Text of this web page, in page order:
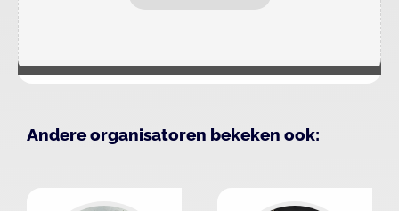
Andere organisatoren bekeken ook: